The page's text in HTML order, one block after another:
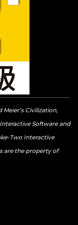
Civilization,
Software and
Two Interactive
are the property of